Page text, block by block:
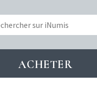
ACHETER